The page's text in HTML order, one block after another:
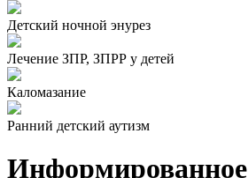
Детский ночной энурез
Лечение ЗПР, ЗПРР у детей
Каломазание
Ранний детский аутизм
Информированное